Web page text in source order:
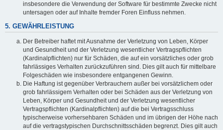
insbesondere die Verwendung der Software für bestimmte Zwecke nicht
untersagen oder auf Inhalte fremder Foren Einfluss nehmen.
5. GEWÄHRLEISTUNG
Der Betreiber haftet mit Ausnahme der Verletzung von Leben, Körper
und Gesundheit und der Verletzung wesentlicher Vertragspflichten
(Kardinalpflichten) nur für Schäden, die auf ein vorsätzliches oder grob
fahrlässiges Verhalten zurückzuführen sind. Dies gilt auch für mittelbare
Folgeschäden wie insbesondere entgangenen Gewinn.
Die Haftung ist gegenüber Verbrauchern außer bei vorsätzlichem oder
grob fahrlässigem Verhalten oder bei Schäden aus der Verletzung von
Leben, Körper und Gesundheit und der Verletzung wesentlicher
Vertragspflichten (Kardinalpflichten) auf die bei Vertragsschluss
typischerweise vorhersehbaren Schäden und im übrigen der Höhe nach
auf die vertragstypischen Durchschnittsschäden begrenzt. Dies gilt auch